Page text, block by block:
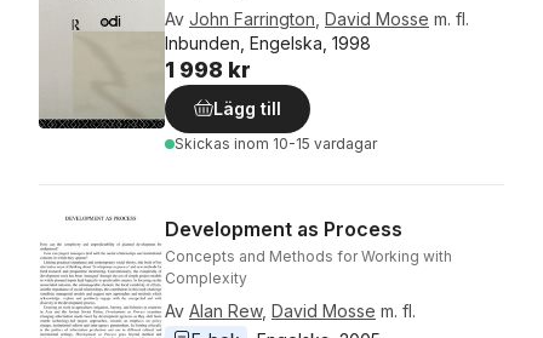
Av John Farrington David Mosse m. fl.
Inbunden, Engelska, 1998
1 998 kr
Lägg till
Skickas inom 10-15 vardagar
Development as Process
Concepts and Methods for Working with
Complexity
Av Alan Rew, David Mosse m. fl.